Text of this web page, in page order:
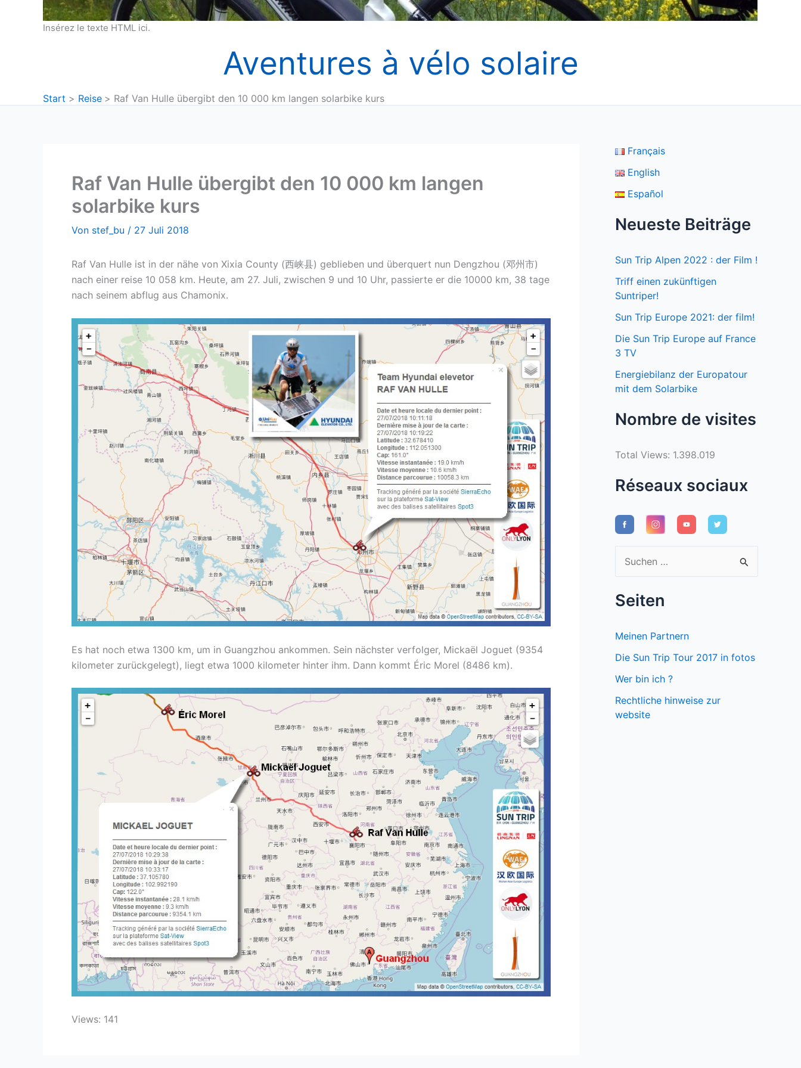
Insérez le texte HTML ici.
Aventures à vélo solaire
Start Reise Raf Van Hulle übergibt den 10 000 km langen solarbike kurs
Raf Van Hulle übergibt den 10 000 km langen
solarbike kurs
Von stef_bu / 27 Juli 2018
Raf Van Hulle ist in der nähe von Xixia County (西峡县) geblieben und überquert nun Dengzhou (邓州市)
nach einer reise 10 058 km. Heute, am 27. Juli, zwischen 9 und 10 Uhr, passierte er die 10000 km, 38 tage
nach seinem abflug aus Chamonix.
Es hat noch etwa 1300 km, um in Guangzhou ankommen. Sein nächster verfolger, Mickaël Joguet (9354
kilometer zurückgelegt), liegt etwa 1000 kilometer hinter ihm. Dann kommt Éric Morel (8486 km).
Views: 141
Français
English
Español
Neueste Beiträge
Sun Trip Alpen 2022 : der Film !
Triff einen zukünftigen
Suntriper!
Sun Trip Europe 2021: der film!
Die Sun Trip Europe auf France
3 TV
Energiebilanz der Europatour
mit dem Solarbike
Nombre de visites
Total Views: 1.398.019
Réseaux sociaux
u
c
e
c
Seiten
Meinen Partnern
Die Sun Trip Tour 2017 in fotos
Wer bin ich ?
Rechtliche hinweise zur
website